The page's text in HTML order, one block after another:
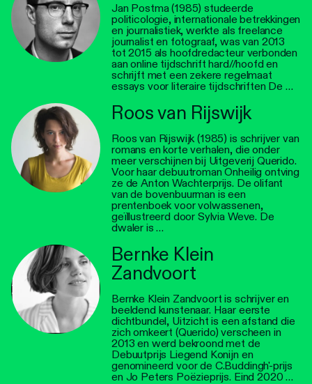
Jan Postma (1985) studeerde
politicologie, internationale betrekkingen
en journalistiek, werkte als freelance
journalist en fotograaf, was van 2013
tot 2015 als hoofdredacteur verbonden
aan online tijdschrift hard//hoofd en
schrijft met een zekere regelmaat
essays voor literaire tijdschriften De …
Roos van Rijswijk
Roos van Rijswijk (1985) is schrijver van
romans en korte verhalen, die onder
meer verschijnen bij Uitgeverij Querido.
Voor haar debuutroman Onheilig ontving
ze de Anton Wachterprijs. De olifant
van de bovenbuurman is een
prentenboek voor volwassenen,
geïllustreerd door Sylvia Weve. De
dwaler is …
Bernke Klein
Zandvoort
Bernke Klein Zandvoort is schrijver en
beeldend kunstenaar. Haar eerste
dichtbundel, Uitzicht is een afstand die
zich omkeert (Querido) verscheen in
2013 en werd bekroond met de
Debuutprijs Liegend Konijn en
genomineerd voor de C.Buddingh'-prijs
en Jo Peters Poëzieprijs. Eind 2020 …